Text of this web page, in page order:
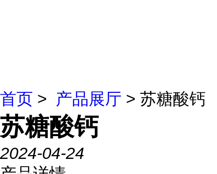
首页 > 产品展厅 > 苏糖酸钙
苏糖酸钙
2024-04-24